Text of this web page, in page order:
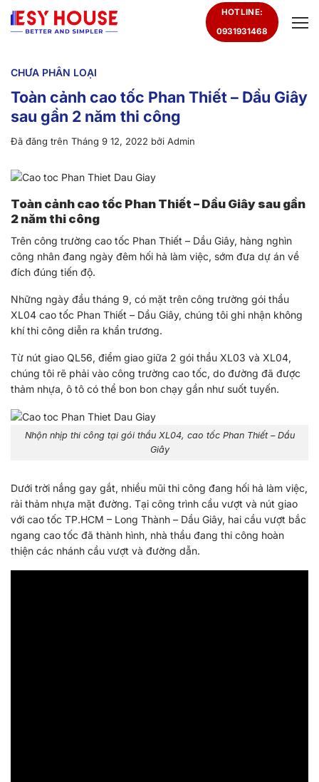
đến
HOTLINE:
0931931468
CHƯA PHÂN LOẠI
Toàn cảnh cao tốc Phan Thiết – Dầu Giây
sau gần 2 năm thi công
Đã đăng trên Tháng 9 12, 2022 bởi Admin
Toàn cảnh cao tốc Phan Thiết – Dầu Giây sau gần
2 năm thi công
Trên công trường cao tốc Phan Thiết – Dầu Giây, hàng nghìn
công nhân đang ngày đêm hối hả làm việc, sớm đưa dự án về
đích đúng tiến độ.
Những ngày đầu tháng 9, có mặt trên công trường gói thầu
XL04 cao tốc Phan Thiết – Dầu Giây, chúng tôi ghi nhận không
khí thi công diễn ra khẩn trương.
Từ nút giao QL56, điểm giao giữa 2 gói thầu XL03 và XL04,
chúng tôi rẽ phải vào công trường cao tốc, do đường đã được
thảm nhựa, ô tô có thể bon bon chạy gần như suốt tuyến.
Nhộn nhịp thi công tại gói thầu XL04, cao tốc Phan Thiết – Dầu
Giây
Dưới trời nắng gay gắt, nhiều mũi thi công đang hối hả làm việc,
rải thảm nhựa mặt đường. Tại công trình cầu vượt và nút giao
với cao tốc TP.HCM – Long Thành – Dầu Giây, hai cầu vượt bắc
ngang cao tốc đã thành hình, nhà thầu đang thi công hoàn
thiện các nhánh cầu vượt và đường dẫn.